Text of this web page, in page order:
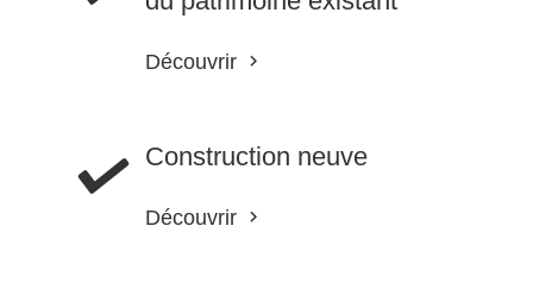
Découvrir
Construction neuve
Découvrir